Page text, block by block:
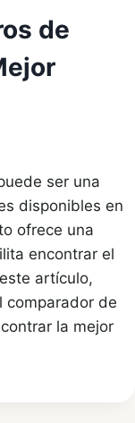
de
ser una
disponibles en
ofrece una
encontrar el
artículo,
comparador de
la mejor